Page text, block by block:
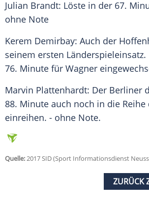
Julian Brandt: Löste in der 67.
ohne Note
Kerem Demirbay: Auch der
seinem ersten
76. Minute für Wagner
Marvin Plattenhardt: Der Berliner
88. Minute auch noch in die
einreihen. - ohne Note.
Quelle:2017 SID (Sport Informationsdienst
ZURÜCK